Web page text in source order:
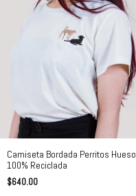
Camiseta Bordada Perritos Hueso
100% Reciclada
$640.00